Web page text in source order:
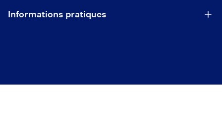
Informations pratiques